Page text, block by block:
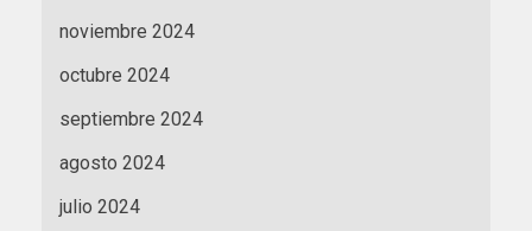
noviembre 2024
octubre 2024
septiembre 2024
agosto 2024
julio 2024